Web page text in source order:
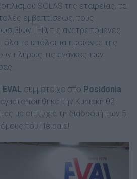
SOLAS της εταιρείας, τα
εμβαπτίσεως, τους
LED, τις ανατρεπόμενες
όλα τα υπόλοιπα προϊόντα της
πλήρως τις ανάγκες των
EVAL συμμετείχε στο Posidonia
την Κυριακή 02
με επιτυχία τη διαδρομή των 5
του Πειραιά!